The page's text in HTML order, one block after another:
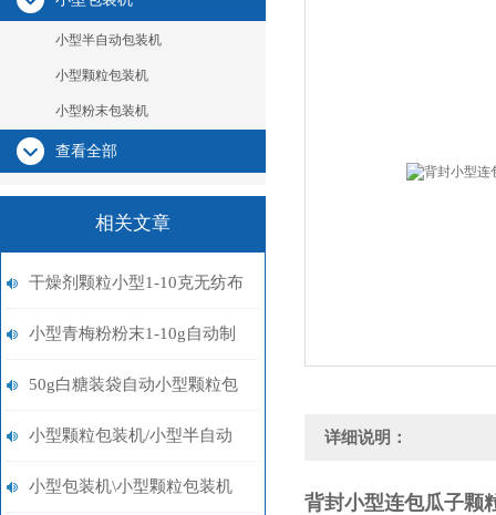
小型半自动包装机
小型颗粒包装机
小型粉末包装机
查看全部
相关文章
干燥剂颗粒小型1-10克无纺布
制袋智能自动包装机报价
小型青梅粉粉末1-10g自动制
袋称重包装机多少钱
50g白糖装袋自动小型颗粒包
装机多少钱
小型颗粒包装机/小型半自动
包装机/小型粉末包装机设备
小型包装机\小型颗粒包装机
详细说明：
背封小型连包瓜子颗